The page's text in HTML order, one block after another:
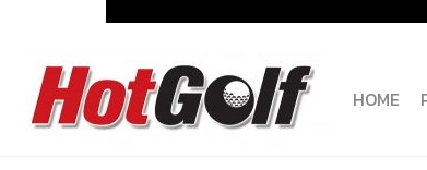
content
HOME